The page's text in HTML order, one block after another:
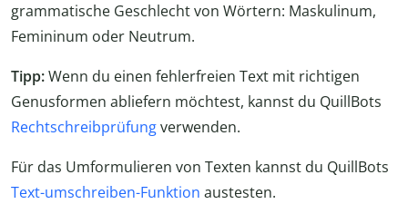
grammatische Geschlecht von Wörtern: Maskulinum,
Femininum oder Neutrum.
Tipp:Wenn du einen fehlerfreien Text mit richtigen
Genusformen abliefern möchtest, kannst du QuillBots
Rechtschreibprüfungverwenden.
Für das Umformulieren von Texten kannst du QuillBots
Text-umschreiben-Funktion austesten.